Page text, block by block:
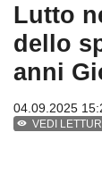
Lutto
dello
anni
04.09.2025
VEDI